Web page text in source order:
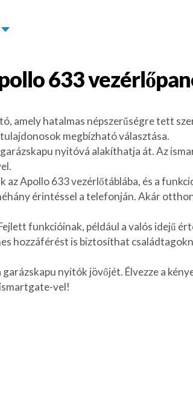
633
amely hatalmas népszerűségre tett
megbízható választása.
nyitóvá alakíthatja át. Az
Apollo 633 vezérlőtáblába, és a
érintéssel a telefonján. Akár
funkcióinak, például a valós idejű
hozzáférést is biztosíthat
nyitók jövőjét. Élvezze a
vel!